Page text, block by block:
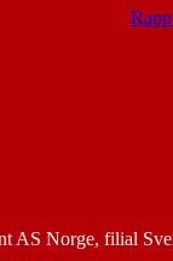
AS Norge, filial